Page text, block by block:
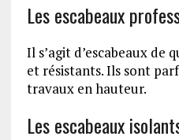
Les escabeaux
Il s’agit d’escabeaux de
et résistants. Ils sont
travaux en hauteur.
Les escabeaux